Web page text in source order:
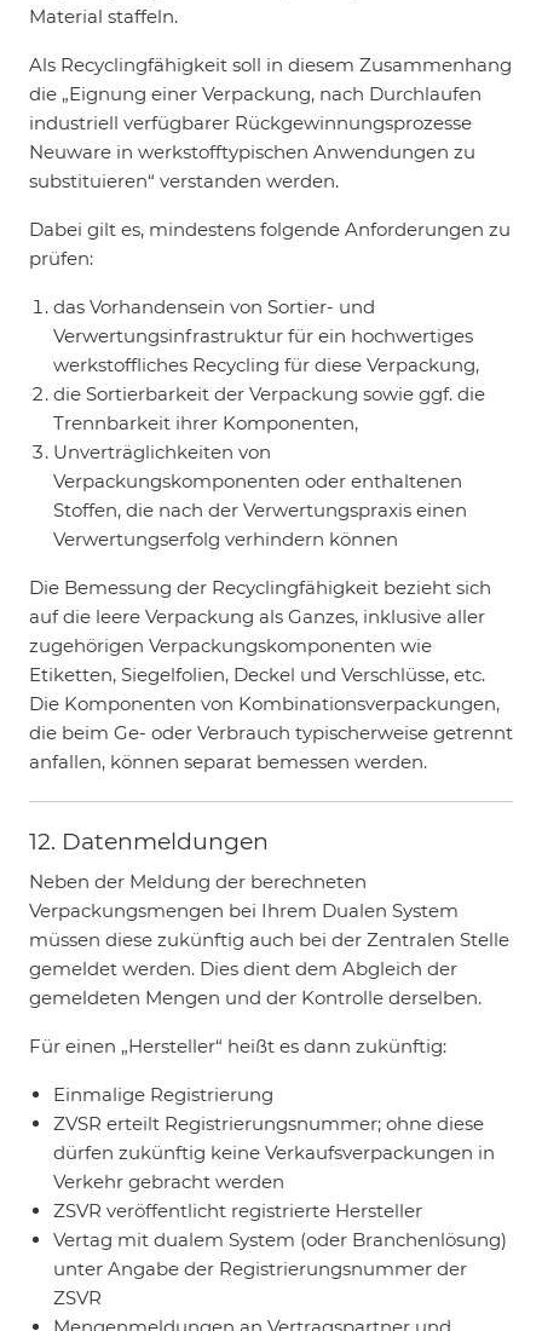
Material staffeln.
Als Recyclingfähigkeit soll in diesem Zusammenhang
die „Eignung einer Verpackung, nach Durchlaufen
industriell verfügbarer Rückgewinnungsprozesse
Neuware in werkstofftypischen Anwendungen zu
substituieren“ verstanden werden.
Dabei gilt es, mindestens folgende Anforderungen zu
prüfen:
das Vorhandensein von Sortier- und
Verwertungsinfrastruktur für ein hochwertiges
werkstoffliches Recycling für diese Verpackung,
die Sortierbarkeit der Verpackung sowie ggf. die
Trennbarkeit ihrer Komponenten,
Unverträglichkeiten von
Verpackungskomponenten oder enthaltenen
Stoffen, die nach der Verwertungspraxis einen
Verwertungserfolg verhindern können
Die Bemessung der Recyclingfähigkeit bezieht sich
auf die leere Verpackung als Ganzes, inklusive aller
zugehörigen Verpackungskomponenten wie
Etiketten, Siegelfolien, Deckel und Verschlüsse, etc.
Die Komponenten von Kombinationsverpackungen,
die beim Ge- oder Verbrauch typischerweise getrennt
anfallen, können separat bemessen werden.
12. Datenmeldungen
Neben der Meldung der berechneten
Verpackungsmengen bei Ihrem Dualen System
müssen diese zukünftig auch bei der Zentralen Stelle
gemeldet werden. Dies dient dem Abgleich der
gemeldeten Mengen und der Kontrolle derselben.
Für einen „Hersteller“ heißt es dann zukünftig:
Einmalige Registrierung
ZVSR erteilt Registrierungsnummer; ohne diese
dürfen zukünftig keine Verkaufsverpackungen in
Verkehr gebracht werden
ZSVR veröffentlicht registrierte Hersteller
Vertag mit dualem System (oder Branchenlösung)
unter Angabe der Registrierungsnummer der
ZSVR